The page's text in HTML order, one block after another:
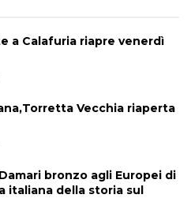
a Calafuria riapre venerdì
Vecchia riaperta
bronzo agli Europei di
italiana della storia sul